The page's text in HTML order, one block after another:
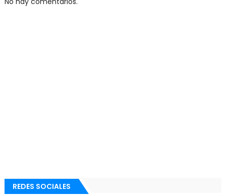
REDES SOCIALES